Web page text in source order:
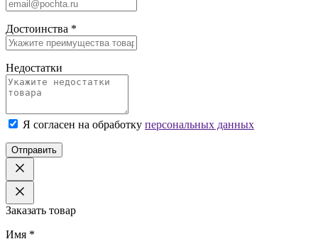
Достоинства *
Недостатки
Я согласен на обработку персональных данных
Отправить
Заказать товар
Имя *